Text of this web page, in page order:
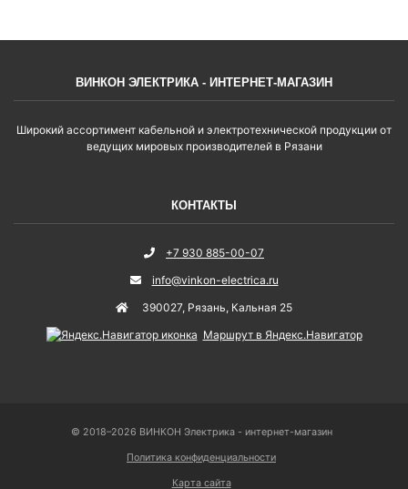
ВИНКОН ЭЛЕКТРИКА - ИНТЕРНЕТ-МАГАЗИН
Широкий ассортимент кабельной и электротехнической продукции от
ведущих мировых производителей в Рязани
КОНТАКТЫ
+7 930 885-00-07
info@vinkon-electrica.ru
390027, Рязань, Кальная 25
Маршрут в Яндекс.Навигатор
© 2018–2026 ВИНКОН Электрика - интернет-магазин
Политика конфиденциальности
Карта сайта